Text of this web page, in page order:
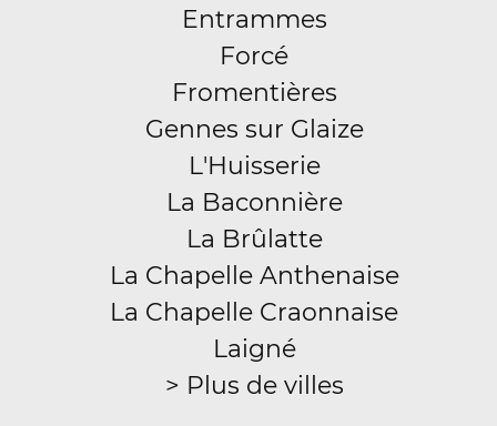
Entrammes
Forcé
Fromentières
Gennes sur Glaize
L'Huisserie
La Baconnière
La Brûlatte
La Chapelle Anthenaise
La Chapelle Craonnaise
Laigné
> Plus de villes